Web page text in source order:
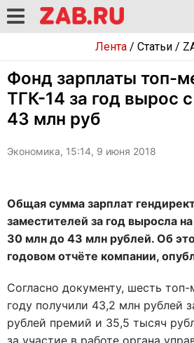
Лента/ Статьи/
Фонд зарплаты топ-
ТГК-14 за год вырос
43 млн руб
Экономика, 15:14, 9 июня 2018
Общая сумма зарплат
заместителей за год выросла
30 млн до 43 млн рублей. Об
годовом отчёте компании,
Согласно документу, шесть
году получили 43,2 млн рублей
рублей премий и 35,5 тысяч
за участие в работе органа